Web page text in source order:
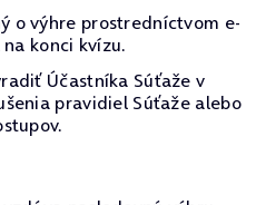
o výhre prostredníctvom e-
konci kvízu.
Účastníka Súťaže v
pravidiel Súťaže alebo